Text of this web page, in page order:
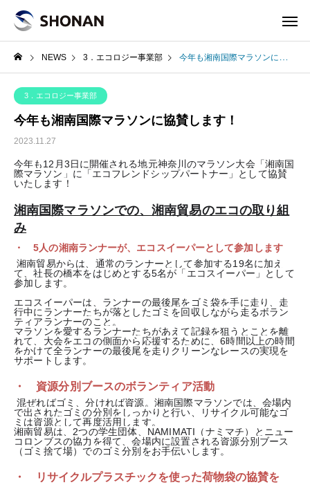
NEWS 3．エコロジー事業部 今年も湘南国際マラソンに協賛します！
3．エコロジー事業部
今年も湘南国際マラソンに協賛します！
2023.11.27
今年も12月3日に開催される地元神奈川のマラソン大会「湘南国
際マラソン」に「エコフレンドシップパートナー」として協賛
いたします！
湘南国際マラソンでの、湘南貿易のエコの取り組
み
・ 5人の湘南ランナーが、エコスイーパーとして参加します
湘南貿易からは、通常のランナーとして参加する19名に加え
て、社長の橋本をはじめとする5名が「エコスイーパー」として
参加します。
エコスイーパーは、ランナーの最後尾をゴミ袋を手に走り、走
行中にランナーたちが落としたゴミを回収しながら走るボラン
ティアランナーのこと。
マラソンを愛するランナーたちがあえて記録を狙うとことを離
れて、大会をエコの側面から応援するために、6時間以上の時間
をかけて全ランナーの最後尾を走りクリーンなレースの実現を
サポートします。
・ 資源分別ブースのボランティア活動
混ぜればゴミ、分ければ資源。湘南国際マラソンでは、会場内
で出されたゴミの分別をしっかりと行い、リサイクル可能なゴ
ミは資源として再度活用します。
湘南貿易は、2つの学生団体、NAMIMATI（ナミマチ）とニュー
コロンブスの協力を得て、会場内に設置される資源分別ブース
（ゴミ捨て場）でのゴミ分別をお手伝いします。
・ リサイクルプラスチックを使った荷物袋の協賛を